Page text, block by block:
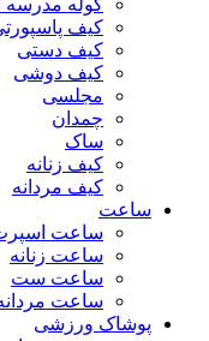
کوله مدرسه
کیف
کیف دستی
کیف دوشی
مجلسی
چمدان
ساک
کیف زنانه
کیف مردانه
ساعت
ساعت
ساعت زنانه
ساعت ست
ساعت
پوشاک ورزشی